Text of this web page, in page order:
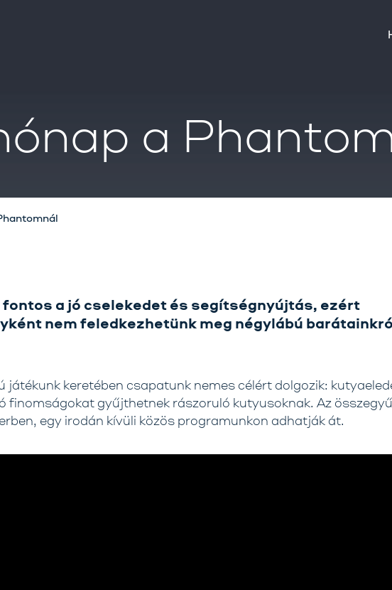
a
a jó cselekedet és segítségnyújtás, ezért
nem feledkezhetünk meg négylábú
játékunk keretében csapatunk nemes célért dolgozik:
finomságokat gyűjthetnek rászoruló kutyusoknak. Az
egy irodán kívüli közös programunkon adhatják át.